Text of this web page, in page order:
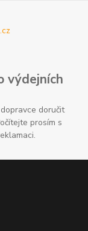
výdejních
doručit
prosím s